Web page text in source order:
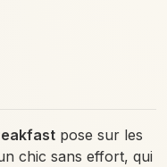
pose sur les
chic sans effort, qui